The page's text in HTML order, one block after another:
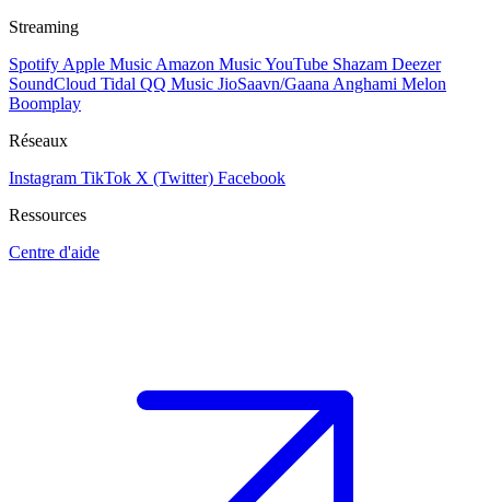
Streaming
Spotify Apple Music Amazon MusicYouTube Shazam Deezer
SoundCloud Tidal QQ Music JioSaavn/Gaana Anghami Melon
Boomplay
Réseaux
Instagram TikTok X (Twitter) Facebook
Ressources
Centre d'aide